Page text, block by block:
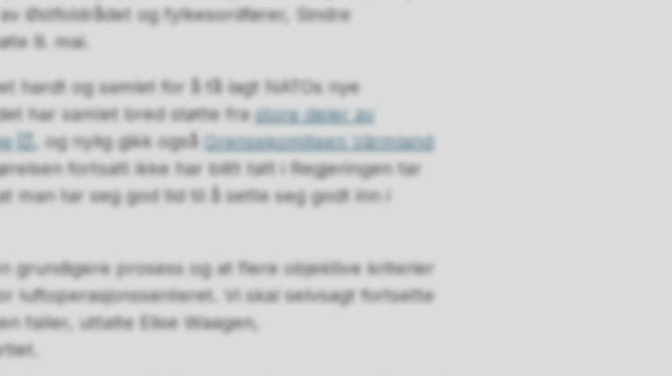
Østfoldrådet og fylkesordfører, Sindre
9. mai.
hardt og samlet for å få lagt NATOs nye
har samlet bred støtte frastore deler av
, og nylig gikk også Grensekomiteen Värmland
fortsatt ikke har blitt tatt i Regjeringen tar
tar seg god tid til å sette seg godt inn i
grundigere prosess og at flere objektive kriterier
luftoperasjonssenteret. Vi skal selvsagt fortsette
faller, uttalte Elise Waagen,